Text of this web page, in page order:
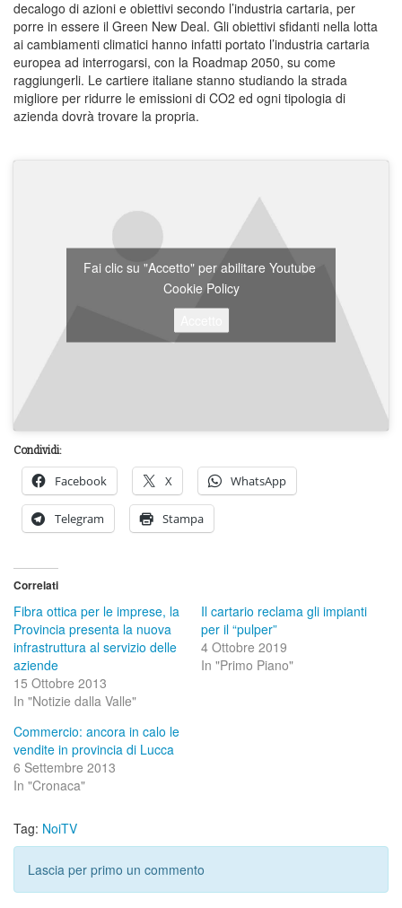
decalogo di azioni e obiettivi secondo l’industria cartaria, per
porre in essere il Green New Deal. Gli obiettivi sfidanti nella lotta
ai cambiamenti climatici hanno infatti portato l’industria cartaria
europea ad interrogarsi, con la Roadmap 2050, su come
raggiungerli. Le cartiere italiane stanno studiando la strada
migliore per ridurre le emissioni di CO2 ed ogni tipologia di
azienda dovrà trovare la propria.
Fai clic su "Accetto" per abilitare Youtube
Cookie Policy
Condividi:
Facebook X WhatsApp
Telegram Stampa
Correlati
Fibra ottica per le imprese, la
Provincia presenta la nuova
infrastruttura al servizio delle
aziende
15 Ottobre 2013
In "Notizie dalla Valle"
Il cartario reclama gli impianti
per il “pulper”
4 Ottobre 2019
In "Primo Piano"
Commercio: ancora in calo le
vendite in provincia di Lucca
6 Settembre 2013
In "Cronaca"
Tag: NoiTV
Lascia per primo un commento